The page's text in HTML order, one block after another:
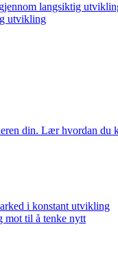
langsiktig
utvikling
din. Lær hvordan
i konstant utvikling
mot til å tenke nytt